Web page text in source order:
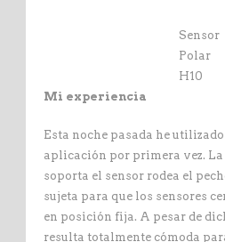
Sensor
Polar
H10
Mi experiencia
Esta noche pasada he
aplicación por primera vez.
soporta el sensor rodea el
sujeta para que los sensores
en posición fija. A pesar de
resulta totalmente cómoda